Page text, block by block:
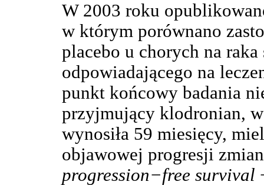
W 2003 roku
w którym porównano
placebo u chorych na
odpowiadającego na
punkt końcowy badania
przyjmujący klodronian,
wynosiła 59 miesięcy,
objawowej progresji
progression−free survival